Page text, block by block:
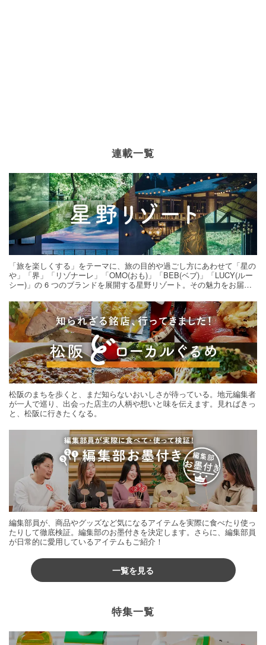
連載一覧
「旅を楽しくする」をテーマに、旅の目的や過ごし方にあわせて「星の
や」「界」「リゾナーレ」「OMO(おも)」「BEB(ベブ)」「LUCY(ルー
シー)」の 6 つのブランドを展開する星野リゾート。その魅力をお届け
松阪のまちを歩くと、まだ知らないおいしさが待っている。地元編集者
が一人で巡り、出会った店主の人柄や想いと味を伝えます。見ればきっ
と、松阪に行きたくなる。
編集部員が、商品やグッズなど気になるアイテムを実際に食べたり使っ
たりして徹底検証。編集部のお墨付きを決定します。さらに、編集部員
が日常的に愛用しているアイテムもご紹介！
一覧を見る
特集一覧